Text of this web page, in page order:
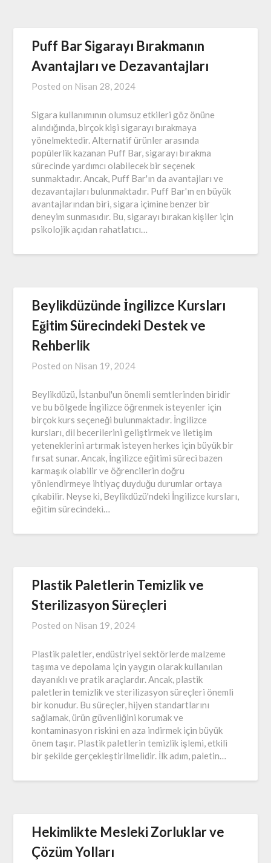
Puff Bar Sigarayı Bırakmanın
Avantajları ve Dezavantajları
Posted on Nisan 28, 2024
Sigara kullanımının olumsuz etkileri göz önüne
alındığında, birçok kişi sigarayı bırakmaya
yönelmektedir. Alternatif ürünler arasında
popülerlik kazanan Puff Bar, sigarayı bırakma
sürecinde yardımcı olabilecek bir seçenek
sunmaktadır. Ancak, Puff Bar'ın da avantajları ve
dezavantajları bulunmaktadır. Puff Bar'ın en büyük
avantajlarından biri, sigara içimine benzer bir
deneyim sunmasıdır. Bu, sigarayı bırakan kişiler için
psikolojik açıdan rahatlatıcı…
Beylikdüzünde İngilizce Kursları
Eğitim Sürecindeki Destek ve
Rehberlik
Posted on Nisan 19, 2024
Beylikdüzü, İstanbul'un önemli semtlerinden biridir
ve bu bölgede İngilizce öğrenmek isteyenler için
birçok kurs seçeneği bulunmaktadır. İngilizce
kursları, dil becerilerini geliştirmek ve iletişim
yeteneklerini artırmak isteyen herkes için büyük bir
fırsat sunar. Ancak, İngilizce eğitimi süreci bazen
karmaşık olabilir ve öğrencilerin doğru
yönlendirmeye ihtiyaç duyduğu durumlar ortaya
çıkabilir. Neyse ki, Beylikdüzü'ndeki İngilizce kursları,
eğitim sürecindeki…
Plastik Paletlerin Temizlik ve
Sterilizasyon Süreçleri
Posted on Nisan 19, 2024
Plastik paletler, endüstriyel sektörlerde malzeme
taşıma ve depolama için yaygın olarak kullanılan
dayanıklı ve pratik araçlardır. Ancak, plastik
paletlerin temizlik ve sterilizasyon süreçleri önemli
bir konudur. Bu süreçler, hijyen standartlarını
sağlamak, ürün güvenliğini korumak ve
kontaminasyon riskini en aza indirmek için büyük
önem taşır. Plastik paletlerin temizlik işlemi, etkili
bir şekilde gerçekleştirilmelidir. İlk adım, paletin…
Hekimlikte Mesleki Zorluklar ve
Çözüm Yolları